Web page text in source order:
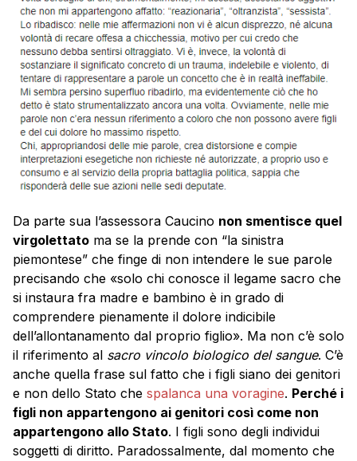
Da parte sua l’assessora Caucino non smentisce quel
virgolettato ma se la prende con “la sinistra
piemontese” che finge di non intendere le sue parole
precisando che «solo chi conosce il legame sacro che
si instaura fra madre e bambino è in grado di
comprendere pienamente il dolore indicibile
dell’allontanamento dal proprio figlio». Ma non c’è solo
il riferimento al sacro vincolo biologico del sangue. C’è
anche quella frase sul fatto che i figli siano dei genitori
e non dello Stato che spalanca una voragine. Perché i
figli non appartengono ai genitori così come non
appartengono allo Stato. I figli sono degli individui
soggetti di diritto. Paradossalmente, dal momento che